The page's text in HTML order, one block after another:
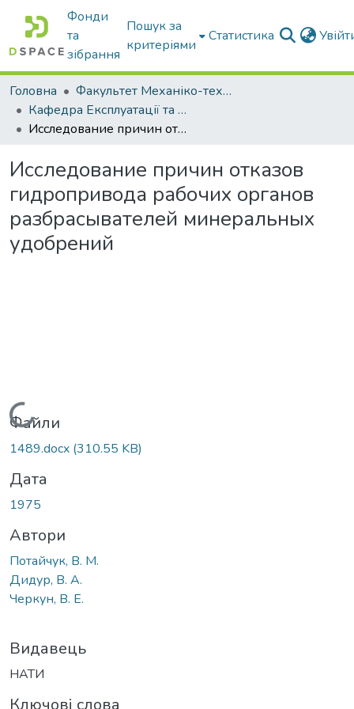
Фонди
та
зібрання
Пошук за
критеріями
Статистика
Головна
Факультет Механіко-технологічний
Кафедра Експлуатації та технічного сервісу машин
Исследование причин отказов гидропривода рабочих органов разбрасывателей минеральных удобрений
Исследование причин отказов
гидропривода рабочих органов
разбрасывателей минеральных
удобрений
Вантажиться...
Файли
1489.docx (310.55 KB)
Дата
1975
Автори
Потайчук, В. М.
Дидур, В. А.
Черкун, В. Е.
Видавець
НАТИ
Ключові слова